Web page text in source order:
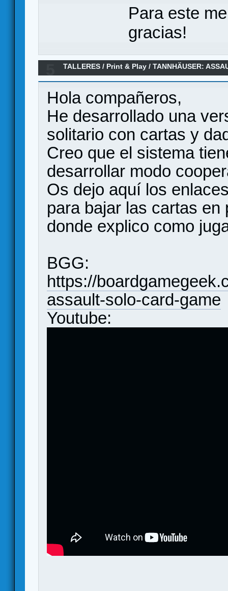
Para este
gracias!
TALLERES / Print & Play /TANNHÄUSER:
Hola compañeros,
He desarrollado una
solitario con cartas y
Creo que el sistema
desarrollar modo
Os dejo aquí los
para bajar las cartas
donde explico como
BGG:
https://
assault-solo-card-game
Youtube: